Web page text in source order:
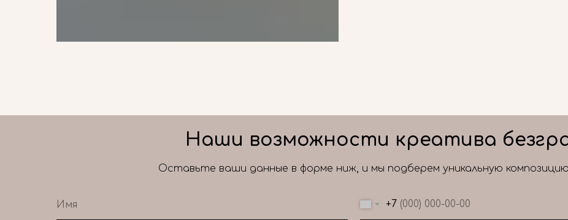
+7
Наши возможности креатива
Оставьте ваши данные в форме ниж, и мы подберем уникальную